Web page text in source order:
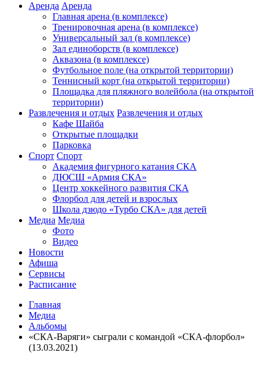
Аренда Аренда
Главная арена (в комплексе)
Тренировочная арена (в комплексе)
Универсальный зал (в комплексе)
Зал единоборств (в комплексе)
Аквазона (в комплексе)
Футбольное поле (на открытой территории)
Теннисный корт (на открытой территории)
Площадка для пляжного волейбола (на открытой
территории)
Развлечения и отдых Развлечения и отдых
Кафе Шайба
Открытые площадки
Парковка
Спорт Спорт
Академия фигурного катания СКА
ДЮСШ «Армия СКА»
Центр хоккейного развития СКА
Флорбол для детей и взрослых
Школа дзюдо «Турбо СКА» для детей
Медиа Медиа
Фото
Видео
Новости
Афиша
Сервисы
Расписание
Главная
Медиа
Альбомы
«СКА-Варяги» сыграли с командой «СКА-флорбол»
(13.03.2021)